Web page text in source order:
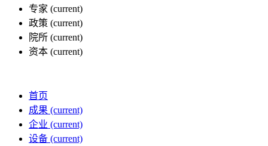
专家 (current)
政策 (current)
院所 (current)
资本 (current)
首页
成果 (current)
企业 (current)
设备 (current)